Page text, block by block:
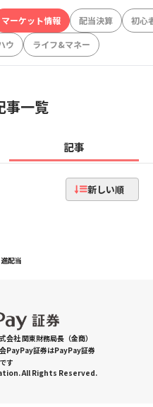
マーケット情報 配当決算
初心
ウ ライフ&マネー
事一覧
記事
新しい順
配当
社 関東財務局長（金商）
PayPay証券はPayPay証券
す
All Rights Reserved.